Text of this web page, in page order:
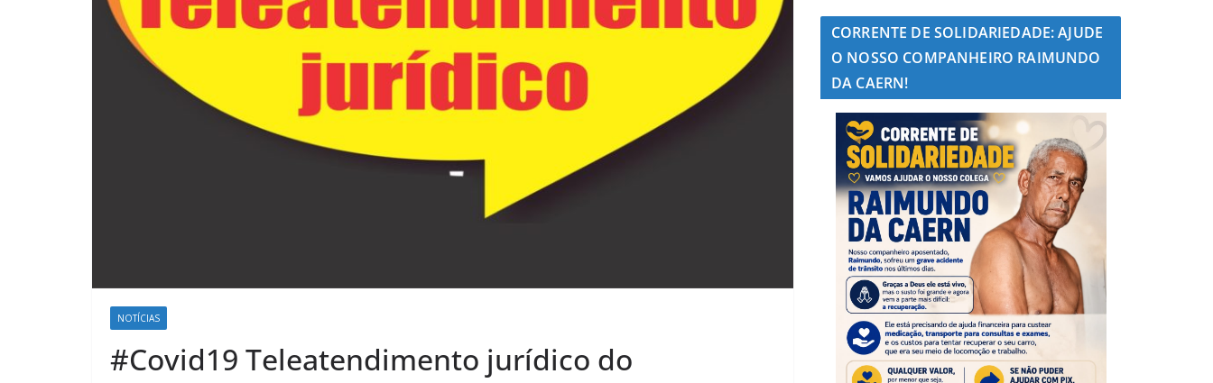
NOTÍCIAS
#Covid19 Teleatendimento jurídico do
CORRENTE DE SOLIDARIEDADE: AJUDE
O NOSSO COMPANHEIRO RAIMUNDO
DA CAERN!